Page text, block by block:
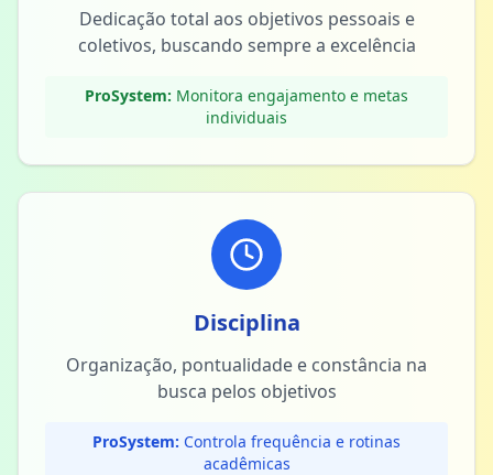
Dedicação total aos objetivos pessoais e
coletivos, buscando sempre a excelência
ProSystem: Monitora engajamento e metas
individuais
Disciplina
Organização, pontualidade e constância na
busca pelos objetivos
ProSystem: Controla frequência e rotinas
acadêmicas